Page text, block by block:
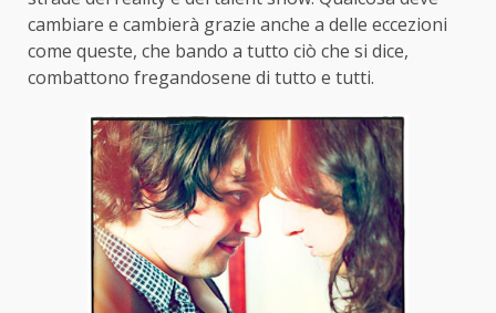
cambiare e cambierà grazie anche a delle eccezioni
come queste, che bando a tutto ciò che si dice,
combattono fregandosene di tutto e tutti.